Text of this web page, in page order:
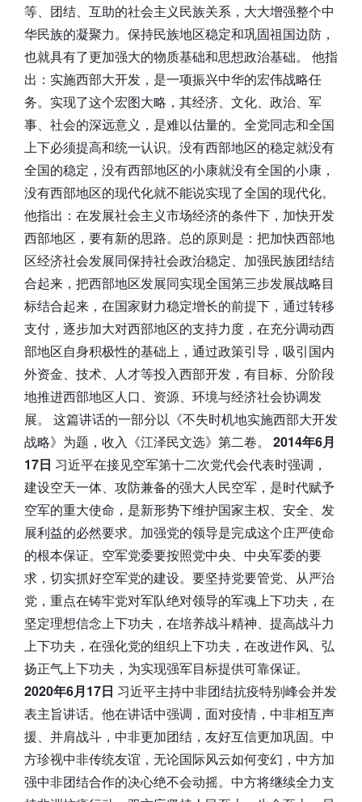
等、团结、互助的社会主义民族关系，大大增强整个中
华民族的凝聚力。保持民族地区稳定和巩固祖国边防，
也就具有了更加强大的物质基础和思想政治基础。 他指
出：实施西部大开发，是一项振兴中华的宏伟战略任
务。实现了这个宏图大略，其经济、文化、政治、军
事、社会的深远意义，是难以估量的。全党同志和全国
上下必须提高和统一认识。没有西部地区的稳定就没有
全国的稳定，没有西部地区的小康就没有全国的小康，
没有西部地区的现代化就不能说实现了全国的现代化。
他指出：在发展社会主义市场经济的条件下，加快开发
西部地区，要有新的思路。总的原则是：把加快西部地
区经济社会发展同保持社会政治稳定、加强民族团结结
合起来，把西部地区发展同实现全国第三步发展战略目
标结合起来，在国家财力稳定增长的前提下，通过转移
支付，逐步加大对西部地区的支持力度，在充分调动西
部地区自身积极性的基础上，通过政策引导，吸引国内
外资金、技术、人才等投入西部开发，有目标、分阶段
地推进西部地区人口、资源、环境与经济社会协调发
展。 这篇讲话的一部分以《不失时机地实施西部大开发
战略》为题，收入《江泽民文选》第二卷。 2014年6月
17日 习近平在接见空军第十二次党代会代表时强调，
建设空天一体、攻防兼备的强大人民空军，是时代赋予
空军的重大使命，是新形势下维护国家主权、安全、发
展利益的必然要求。加强党的领导是完成这个庄严使命
的根本保证。空军党委要按照党中央、中央军委的要
求，切实抓好空军党的建设。要坚持党要管党、从严治
党，重点在铸牢党对军队绝对领导的军魂上下功夫，在
坚定理想信念上下功夫，在培养战斗精神、提高战斗力
上下功夫，在强化党的组织上下功夫，在改进作风、弘
扬正气上下功夫，为实现强军目标提供可靠保证。
2020年6月17日 习近平主持中非团结抗疫特别峰会并发
表主旨讲话。他在讲话中强调，面对疫情，中非相互声
援、并肩战斗，中非更加团结，友好互信更加巩固。中
方珍视中非传统友谊，无论国际风云如何变幻，中方加
强中非团结合作的决心绝不会动摇。中方将继续全力支